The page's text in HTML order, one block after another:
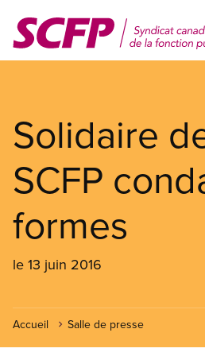
contenu
Solidaire
SCFP
formes
le 13 juin 2016
Accueil Salle de presse